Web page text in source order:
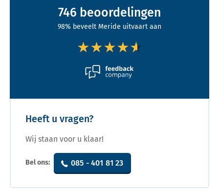
746 beoordelingen
98% beveelt Meride uitvaart aan
★★★★★
★★★★★
Heeft u vragen?
Wij staan voor u klaar!
Bel ons: 085 - 401 81 23